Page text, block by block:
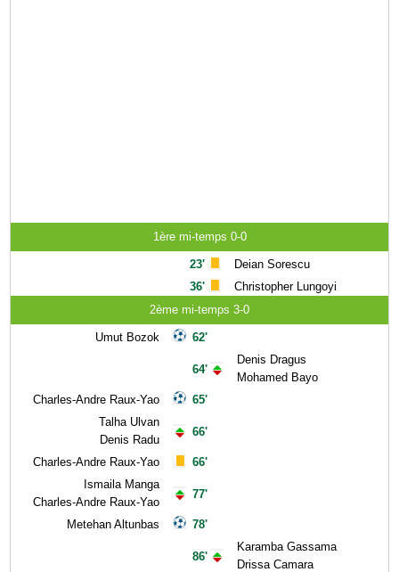
1ère mi-temps 0-0
23'
36'
Deian Sorescu
Christopher Lungoyi
2ème mi-temps 3-0
Umut Bozok
Charles-Andre Raux-Yao
Talha Ulvan
Denis Radu
Charles-Andre Raux-Yao
Ismaila Manga
Charles-Andre Raux-Yao
Metehan Altunbas
62'
64'
65'
66'
66'
77'
78'
86'
Denis Dragus
Mohamed Bayo
Karamba Gassama
Drissa Camara